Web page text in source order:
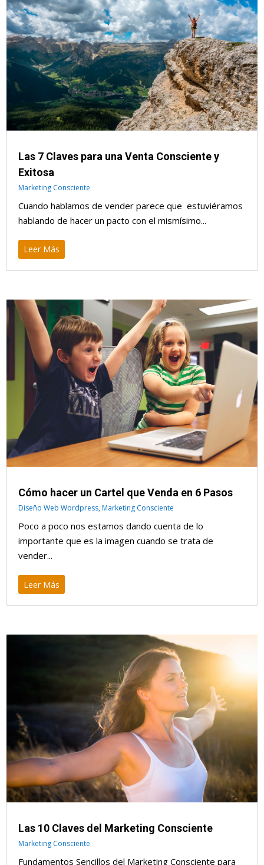
Las 7 Claves para una Venta Consciente y
Exitosa
Marketing Consciente
Cuando hablamos de vender parece que estuviéramos
hablando de hacer un pacto con el mismísimo...
Leer Más
Cómo hacer un Cartel que Venda en 6 Pasos
Diseño Web Wordpress, Marketing Consciente
Poco a poco nos estamos dando cuenta de lo
importante que es la imagen cuando se trata de
vender...
Leer Más
Las 10 Claves del Marketing Consciente
Marketing Consciente
Fundamentos Sencillos del Marketing Consciente para